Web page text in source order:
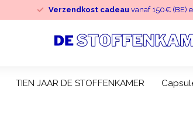
Verzendkost cadeauvanaf 150€ (BE)
TIEN JAAR DE STOFFENKAMER